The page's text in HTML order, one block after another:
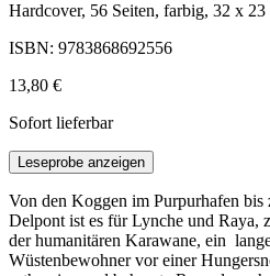
Hardcover, 56 Seiten, farbig, 32 x
ISBN: 9783868692556
13,80 €
Sofort lieferbar
Leseprobe anzeigen
Von den Koggen im Purpurhafen bis
Delpont ist es für Lynche und Raya,
der humanitären Karawane, ein
Wüstenbewohner vor einer